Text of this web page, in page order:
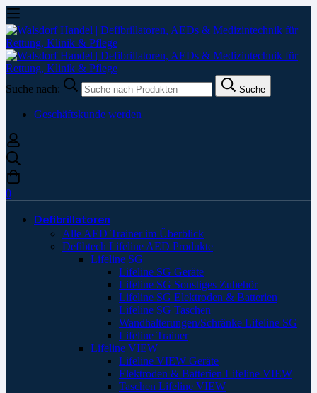
Suche nach: Suche
Geschäftskunde werden
0
Defibrillatoren
Alle AED Trainer im Überblick
Defibtech Lifeline AED Produkte
Lifeline SG
Lifeline SG Geräte
Lifeline SG Sonstiges Zubehör
Lifeline SG Elektroden & Batterien
Lifeline SG Taschen
Wandhalterungen/Schränke Lifeline SG
Lifeline Trainer
Lifeline VIEW
Lifeline VIEW Geräte
Elektroden & Batterien Lifeline VIEW
Taschen Lifeline VIEW